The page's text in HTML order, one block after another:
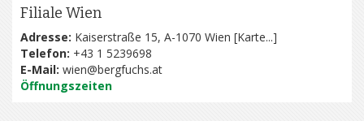
Filiale Wien
Adresse: Kaiserstraße 15, A-1070 Wien [Karte...]
Telefon: +43 1 5239698
E-Mail: wien@bergfuchs.at
Öffnungszeiten